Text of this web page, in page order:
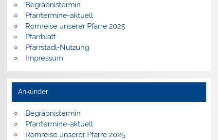
Begräbnistermin
Pfarrtermine-aktuell
Romreise unserer Pfarre 2025
Pfarrblatt
Pfarrstadl-Nutzung
Impressum
Ankünder
Begräbnistermin
Pfarrtermine-aktuell
Romreise unserer Pfarre 2025